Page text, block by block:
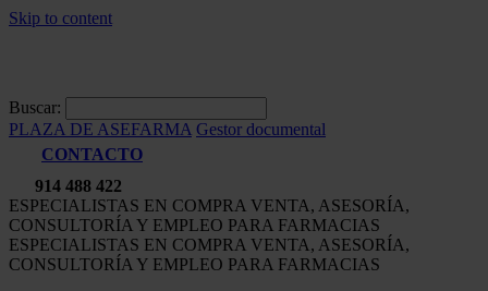
Skip to content
Buscar:
PLAZA DE ASEFARMA Gestor documental
CONTACTO
914 488 422
ESPECIALISTAS EN COMPRA VENTA, ASESORÍA,
CONSULTORÍA Y EMPLEO PARA FARMACIAS
ESPECIALISTAS EN COMPRA VENTA, ASESORÍA,
CONSULTORÍA Y EMPLEO PARA FARMACIAS